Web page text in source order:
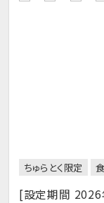
ちゅらとく限定
[設定期間